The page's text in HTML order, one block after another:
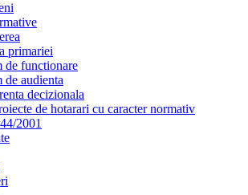
primariei
de functionare
de audienta
decizionala
de hotarari cu caracter normativ
2001